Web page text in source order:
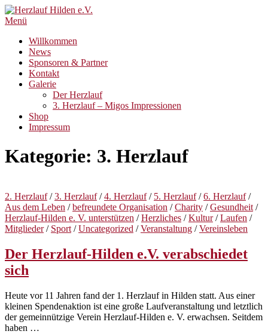
Zum
Inhalt
Menü
Willkommen
News
Sponsoren & Partner
Kontakt
Galerie
Der Herzlauf
3. Herzlauf – Migos Impressionen
Shop
Impressum
Kategorie: 3. Herzlauf
2. Herzlauf/3. Herzlauf/4. Herzlauf/ 5. Herzlauf/6. Herzlauf/
Aus dem Leben /befreundete Organisation /Charity /Gesundheit /
Herzlauf-Hilden e. V. unterstützen /Herzliches /Kultur/Laufen /
Mitglieder/ Sport /Uncategorized /Veranstaltung /Vereinsleben
Der Herzlauf-Hilden e.V. verabschiedet
sich
Heute vor 11 Jahren fand der 1. Herzlauf in Hilden statt. Aus einer
kleinen Spendenaktion ist eine große Laufveranstaltung und letztlich
der gemeinnützige Verein Herzlauf-Hilden e. V. erwachsen. Seitdem
haben …